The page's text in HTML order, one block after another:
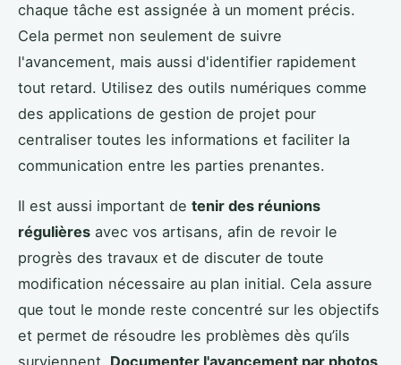
chaque tâche est assignée à un moment précis.
Cela permet non seulement de suivre
l'avancement, mais aussi d'identifier rapidement
tout retard. Utilisez des outils numériques comme
des applications de gestion de projet pour
centraliser toutes les informations et faciliter la
communication entre les parties prenantes.
Il est aussi important de tenir des réunions
régulières avec vos artisans, afin de revoir le
progrès des travaux et de discuter de toute
modification nécessaire au plan initial. Cela assure
que tout le monde reste concentré sur les objectifs
et permet de résoudre les problèmes dès qu’ils